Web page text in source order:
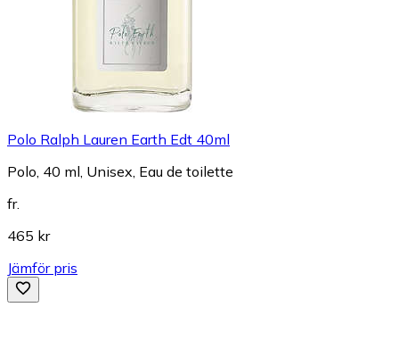
Polo Ralph Lauren Earth Edt 40ml
Polo, 40 ml, Unisex, Eau de toilette
fr.
465 kr
Jämför pris